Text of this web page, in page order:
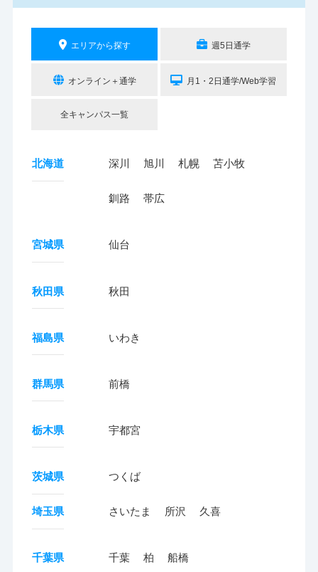
エリアから探す 週5日通学
オンライン＋通学 月1・2日通学/Web学習
全キャンパス一覧
北海道 深川 旭川 札幌 苫小牧
釧路 帯広
宮城県 仙台
秋田県 秋田
福島県 いわき
群馬県 前橋
栃木県 宇都宮
茨城県 つくば
埼玉県 さいたま 所沢 久喜
千葉県 千葉 柏 船橋